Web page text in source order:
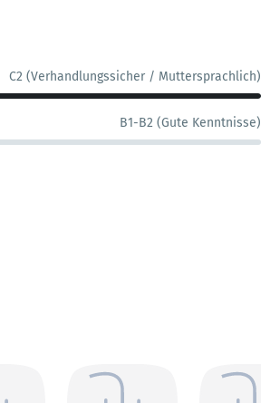
C2 (Verhandlungssicher / Muttersprachlich)
B1-B2 (Gute Kenntnisse)